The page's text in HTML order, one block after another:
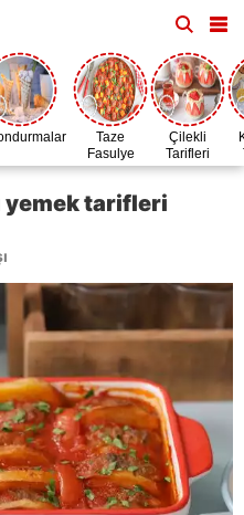
Taze
Fasulye
Zamanı
Çilekli
Tarifleri
yemek tarifleri